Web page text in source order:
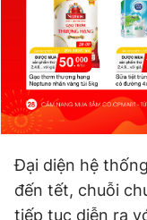
Đại diện hệ
đến tết, chuỗi
tiếp tục diễn ra